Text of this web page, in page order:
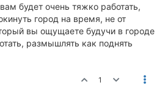
будет очень тяжко работать,
город на время, не от
вы ощущаете будучи в городе
размышлять как поднять
1